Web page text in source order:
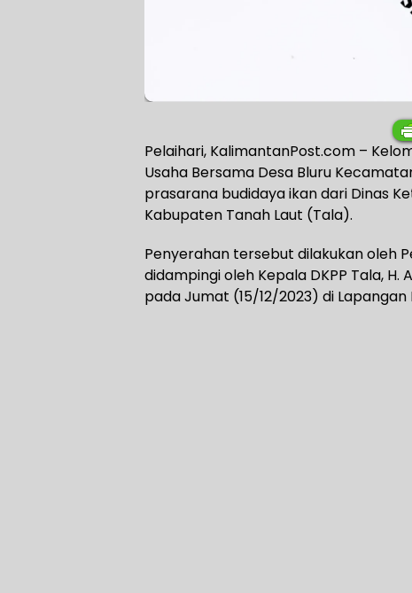
Pelaihari, KalimantanPost.com –
Usaha Bersama Desa Bluru
prasarana budidaya ikan dari Dinas
Kabupaten Tanah Laut (Tala).
Penyerahan tersebut dilakukan oleh
didampingi oleh Kepala DKPP Tala,
pada Jumat (15/12/2023) di